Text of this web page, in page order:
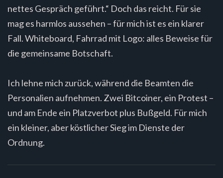
nettes Gespräch geführt.“ Doch das reicht. Für sie
mag es harmlos aussehen – für mich ist es ein klarer
Fall. Whiteboard, Fahrrad mit Logo: alles Beweise für
die gemeinsame Botschaft.
Ich lehne mich zurück, während die Beamten die
Personalien aufnehmen. Zwei Bitcoiner, ein Protest –
und am Ende ein Platzverbot plus Bußgeld. Für mich
ein kleiner, aber köstlicher Sieg im Dienste der
Ordnung.